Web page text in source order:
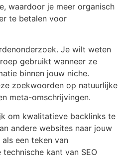
waardoor je meer organisch
te betalen voor
Je wilt weten
gebruikt wanneer ze
binnen jouw niche.
zoekwoorden op natuurlijke
meta-omschrijvingen.
om kwalitatieve backlinks te
andere websites naar jouw
als een teken van
kant van SEO